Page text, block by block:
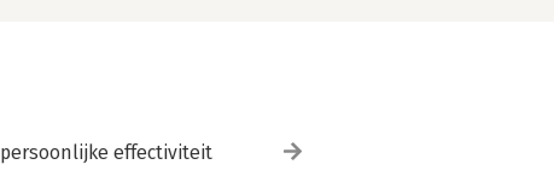
persoonlijke effectiviteit